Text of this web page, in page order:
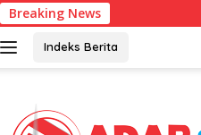
Breaking News
Indeks Berita